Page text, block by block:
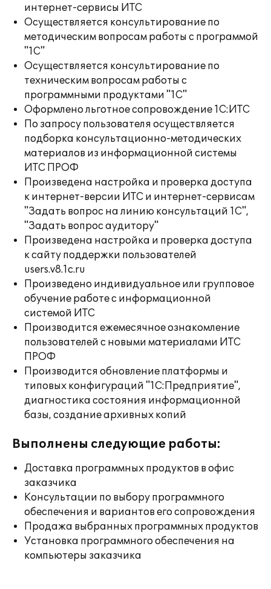
интернет-сервисы ИТС
Осуществляется консультирование по
методическим вопросам работы с программой
"1С"
Осуществляется консультирование по
техническим вопросам работы с
программными продуктами "1С"
Оформлено льготное сопровождение 1С:ИТС
По запросу пользователя осуществляется
подборка консультационно-методических
материалов из информационной системы
ИТС ПРОФ
Произведена настройка и проверка доступа
к интернет-версии ИТС и интернет-сервисам
"Задать вопрос на линию консультаций 1С",
"Задать вопрос аудитору"
Произведена настройка и проверка доступа
к сайту поддержки пользователей
users.v8.1c.ru
Произведено индивидуальное или групповое
обучение работе с информационной
системой ИТС
Производится ежемесячное ознакомление
пользователей с новыми материалами ИТС
ПРОФ
Производится обновление платформы и
типовых конфигураций "1С:Предприятие",
диагностика состояния информационной
базы, создание архивных копий
Выполнены следующие работы:
Доставка программных продуктов в офис
заказчика
Консультации по выбору программного
обеспечения и вариантов его сопровождения
Продажа выбранных программных продуктов
Установка программного обеспечения на
компьютеры заказчика